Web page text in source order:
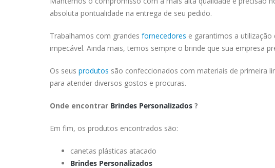
absoluta pontualidade na entrega de seu pedido.
Trabalhamos com grandes fornecedores e garantimos a
impecável. Ainda mais, temos sempre o brinde que sua empresa
Os seus produtos são confeccionados com materiais de primeira
para atender diversos gostos e procuras.
Onde encontrar Brindes Personalizados ?
Em fim, os produtos encontrados são:
canetas plásticas atacado
Brindes Personalizados